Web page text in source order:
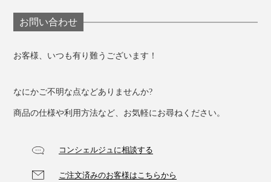
ています。
お問い合わせ
お客様、いつも有り難うございます！
なにかご不明な点などありませんか?
商品の仕様や利用方法など、お気軽にお尋ねください。
コンシェルジュに相談する
ご注文済みのお客様はこちらから